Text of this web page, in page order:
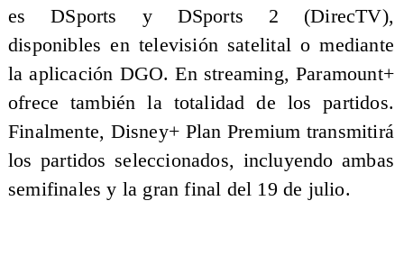
es DSports y DSports 2 (DirecTV),
disponibles en televisión satelital o mediante
la aplicación DGO. En streaming, Paramount+
ofrece también la totalidad de los partidos.
Finalmente, Disney+ Plan Premium transmitirá
los partidos seleccionados, incluyendo ambas
semifinales y la gran final del 19 de julio.